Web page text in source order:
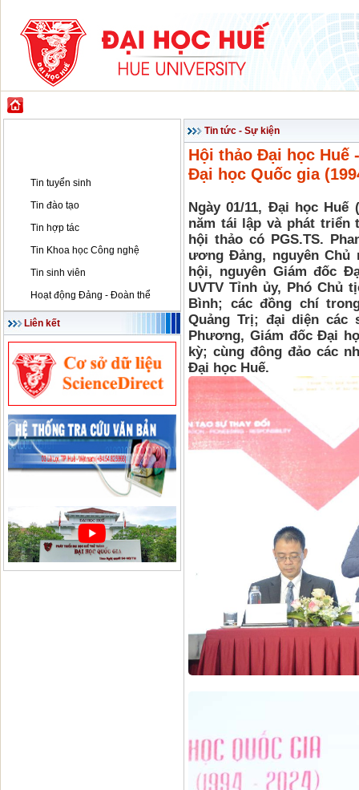
Tin tuyển sinh
Tin đào tạo
Tin hợp tác
Tin Khoa học Công nghệ
Tin sinh viên
Hoạt động Đảng - Đoàn thể
Liên kết
Tin tức - Sự kiện
Hội thảo Đại học Huế
Đại học Quốc gia
Ngày 01/11, Đại học
năm tái lập và phát triển
hội thảo có PGS.TS.
ương Đảng, nguyên Chủ
hội, nguyên Giám đốc
UVTV Tỉnh ủy, Phó Chủ
Bình; các đồng chí
Quảng Trị; đại diện các
Phương, Giám đốc Đại
kỳ; cùng đông đảo các
Đại học Huế.